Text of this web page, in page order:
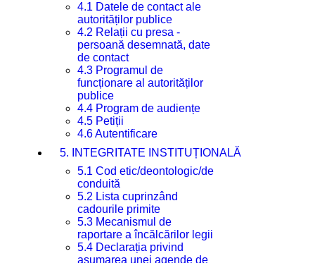
4.1 Datele de contact ale
autorităților publice
4.2 Relații cu presa -
persoană desemnată, date
de contact
4.3 Programul de
funcționare al autorităților
publice
4.4 Program de audiențe
4.5 Petiții
4.6 Autentificare
5. INTEGRITATE INSTITUȚIONALĂ
5.1 Cod etic/deontologic/de
conduită
5.2 Lista cuprinzând
cadourile primite
5.3 Mecanismul de
raportare a încălcărilor legii
5.4 Declarația privind
asumarea unei agende de